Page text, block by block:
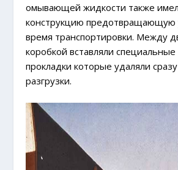
омывающей жидкости также
конструкцию предотвращающую
время транспортировки. Между
коробкой вставляли специальные
прокладки которые удаляли
разгрузки.